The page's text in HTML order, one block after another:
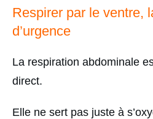
Respirer par le ventre,
d’urgence
La respiration abdominale
direct.
Elle ne sert pas juste à